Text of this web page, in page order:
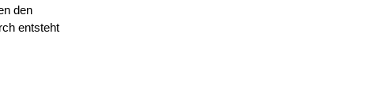
den
entsteht